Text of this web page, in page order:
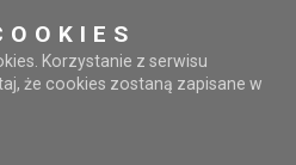
Korzystanie z serwisu
że cookies zostaną zapisane w